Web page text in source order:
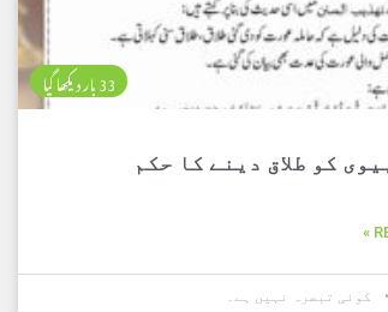
33 بار دیکھا گیا
کو طلاق دینے کا حکم
کوئی تبصرہ نہیں ہے۔